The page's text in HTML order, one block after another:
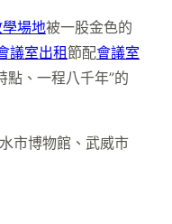
場地被一股金色的
議室出租節配會議室
點、一程八千年”的
市博物館、武威市